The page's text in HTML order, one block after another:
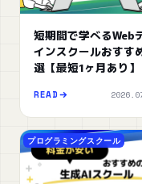
短期間で学べるWeb
インスクールおすす
選【最短1ヶ月あり】
READ
プログラミングスクール